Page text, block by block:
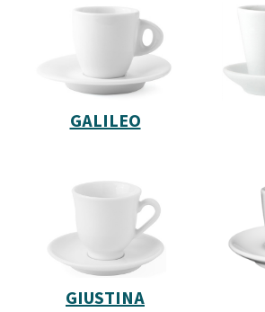
GALILEO
GIUSTINA